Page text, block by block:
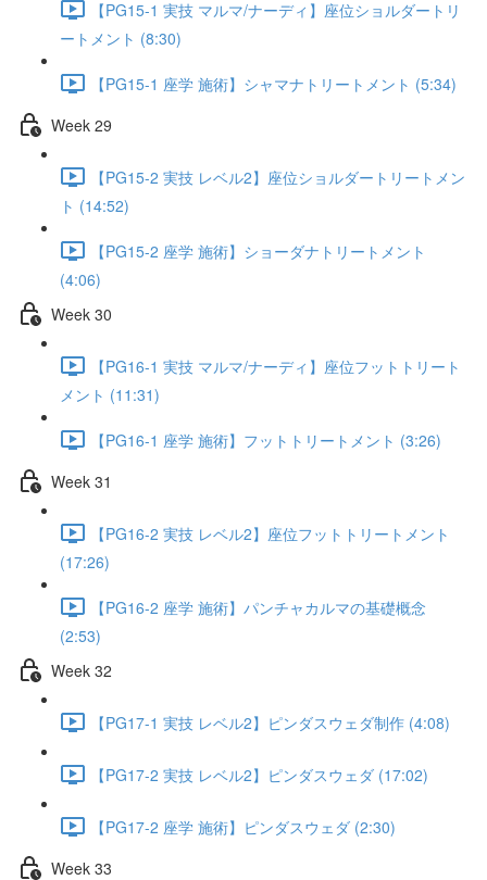
【PG15-1 実技 マルマ/ナーディ】座位ショルダートリ
ートメント (8:30)
【PG15-1 座学 施術】シャマナトリートメント (5:34)
Week 29
【PG15-2 実技 レベル2】座位ショルダートリートメン
ト (14:52)
【PG15-2 座学 施術】ショーダナトリートメント
(4:06)
Week 30
【PG16-1 実技 マルマ/ナーディ】座位フットトリート
メント (11:31)
【PG16-1 座学 施術】フットトリートメント (3:26)
Week 31
【PG16-2 実技 レベル2】座位フットトリートメント
(17:26)
【PG16-2 座学 施術】パンチャカルマの基礎概念
(2:53)
Week 32
【PG17-1 実技 レベル2】ピンダスウェダ制作 (4:08)
【PG17-2 実技 レベル2】ピンダスウェダ (17:02)
【PG17-2 座学 施術】ピンダスウェダ (2:30)
Week 33